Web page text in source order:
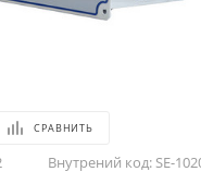
СРАВНИТЬ
Внутрений код: SE-